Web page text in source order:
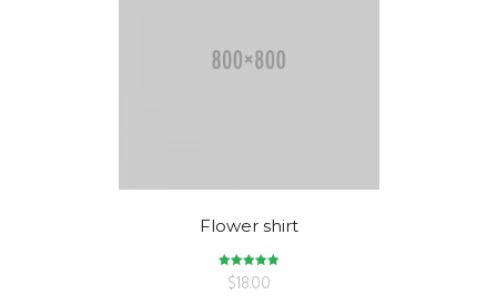
Flower shirt
Valutato
5.00
$18.00